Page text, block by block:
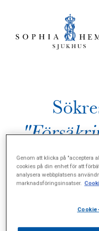
Genom att klicka på "acceptera
cookies på din enhet för att
analysera webbplatsens
marknadsföringsinsatser.